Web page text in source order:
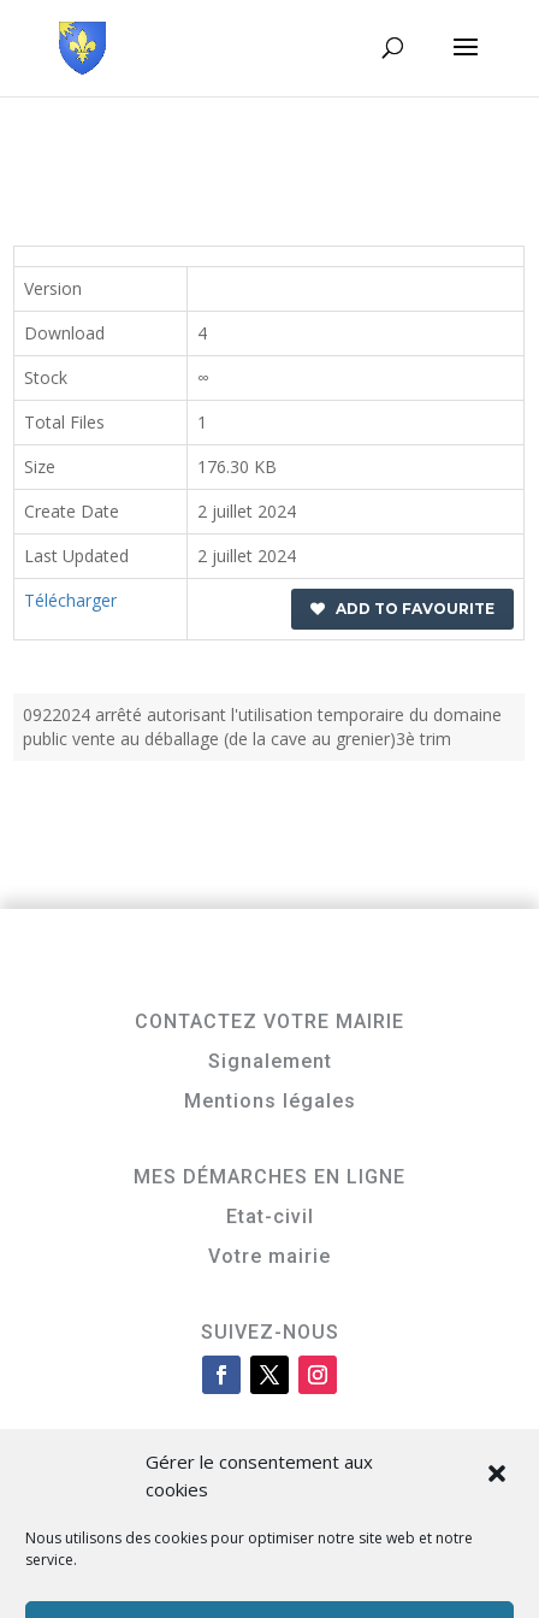
Gérer le consentement aux
cookies
Nous utilisons des cookies pour optimiser notre site web et notre
service.
Version
Download
4
Stock
∞
Total Files
1
Size
176.30 KB
Create Date
2 juillet 2024
Last Updated
2 juillet 2024
Télécharger
ADD TO FAVOURITE
0922024 arrêté autorisant l'utilisation temporaire du domaine
public vente au déballage (de la cave au grenier)3è trim
CONTACTEZ VOTRE MAIRIE
Signalement
Mentions légales
MES DÉMARCHES EN LIGNE
Etat-civil
Votre mairie
SUIVEZ-NOUS
Cità di L’Isula